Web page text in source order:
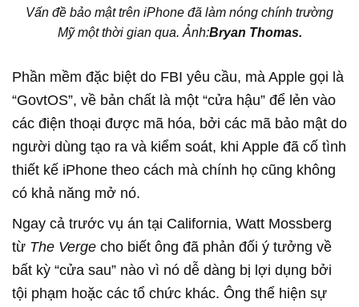
Vấn đề bảo mật trên iPhone đã làm nóng chính trường
Mỹ một thời gian qua. Ảnh:Bryan Thomas.
Phần mềm đặc biệt do FBI yêu cầu, mà Apple gọi là
“GovtOS”, về bản chất là một “cửa hậu” để lẻn vào
các điện thoại được mã hóa, bởi các mã bảo mật do
người dùng tạo ra và kiểm soát, khi Apple đã cố tình
thiết kế iPhone theo cách mà chính họ cũng không
có khả năng mở nó.
Ngay cả trước vụ án tại California, Watt Mossberg
từ The Verge cho biết ông đã phản đối ý tưởng về
bất kỳ “cửa sau” nào vì nó dễ dàng bị lợi dụng bởi
tội phạm hoặc các tổ chức khác. Ông thể hiện sự